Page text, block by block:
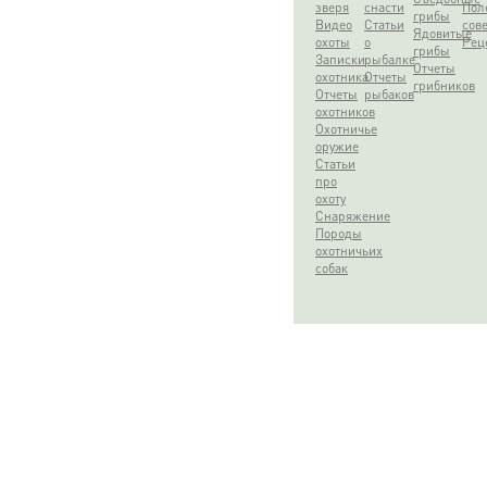
зверя
Видео
охоты
Записки
охотника
Отчеты
охотников
Охотничье
оружие
Статьи
про
охоту
Снаряжение
Породы
охотничьих
собак
снасти
Статьи
о
рыбалке
Отчеты
рыбаков
грибы
Ядовитые
грибы
Отчеты
грибников